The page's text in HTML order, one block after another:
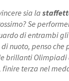
sia la
Se
di entrambi
nuoto, penso che
brillanti Olimpiadi
terza nel